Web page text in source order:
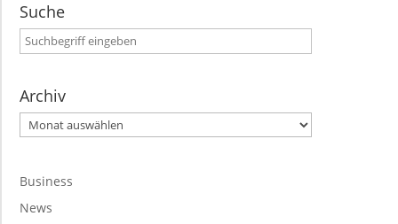
Suche
Archiv
Archiv
Business
News